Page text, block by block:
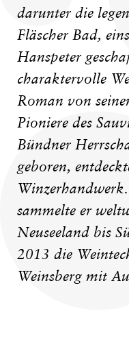
darunter die
Fläscher Bad,
Hanspeter
charaktervolle
Roman von
Pioniere des
Bündner
geboren,
sammelte er
Neuseeland bis
2013 die
Weinsberg mit